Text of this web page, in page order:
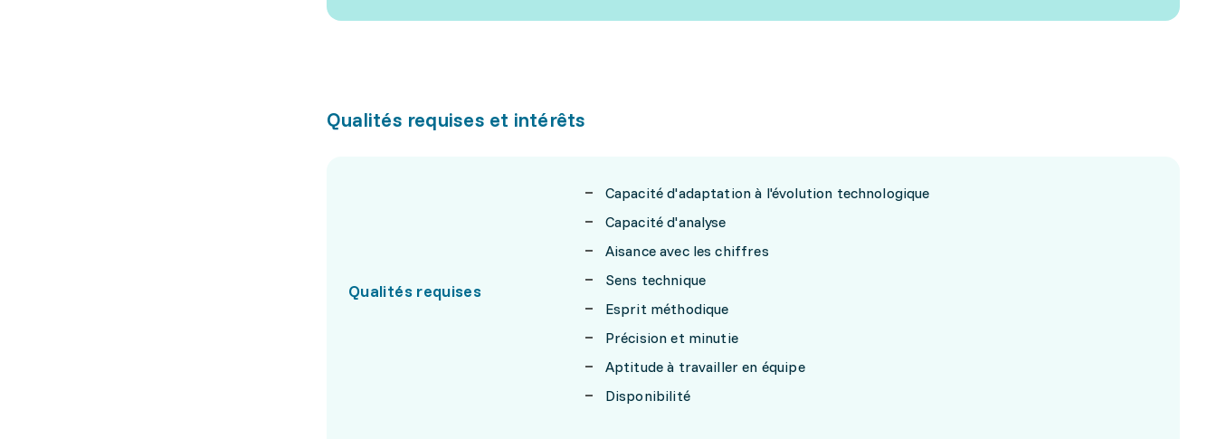
Qualités requises et intérêts
Qualités requises
Capacité d'adaptation à l'évolution technologique
Capacité d'analyse
Aisance avec les chiffres
Sens technique
Esprit méthodique
Précision et minutie
Aptitude à travailler en équipe
Disponibilité